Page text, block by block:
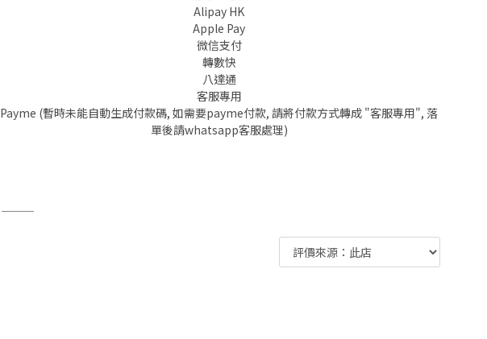
Alipay HK
Apple Pay
微信支付
轉數快
八達通
客服專用
Payme (暫時未能自動生成付款碼, 如需要payme付款, 請將付款方式轉成 "客服專用", 落
單後請whatsapp客服處理)